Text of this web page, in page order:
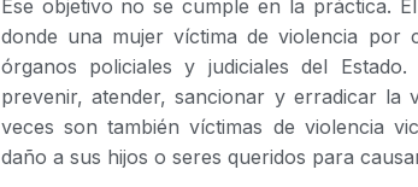
Ese objetivo no se cumple en la práctica.
donde una mujer víctima de violencia por
órganos policiales y judiciales del
prevenir, atender, sancionar y erradicar la
veces son también víctimas de violencia
daño a sus hijos o seres queridos para